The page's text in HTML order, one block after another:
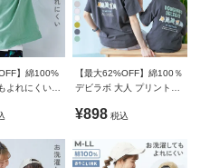
た、ゆる×ゆるコーデがおすす
ススタイルに〇
ング丈のインナーを裾から覗
も仕上がります。
さい。
ことがあります。ご注意くだ
サイズや形に多少の誤差が
めご了承ください。
異なる場合がございますが、
】綿100%
よれにくい
【最大62%OFF】綿100％
デビラボ 大人 プリント半
¥898 税込